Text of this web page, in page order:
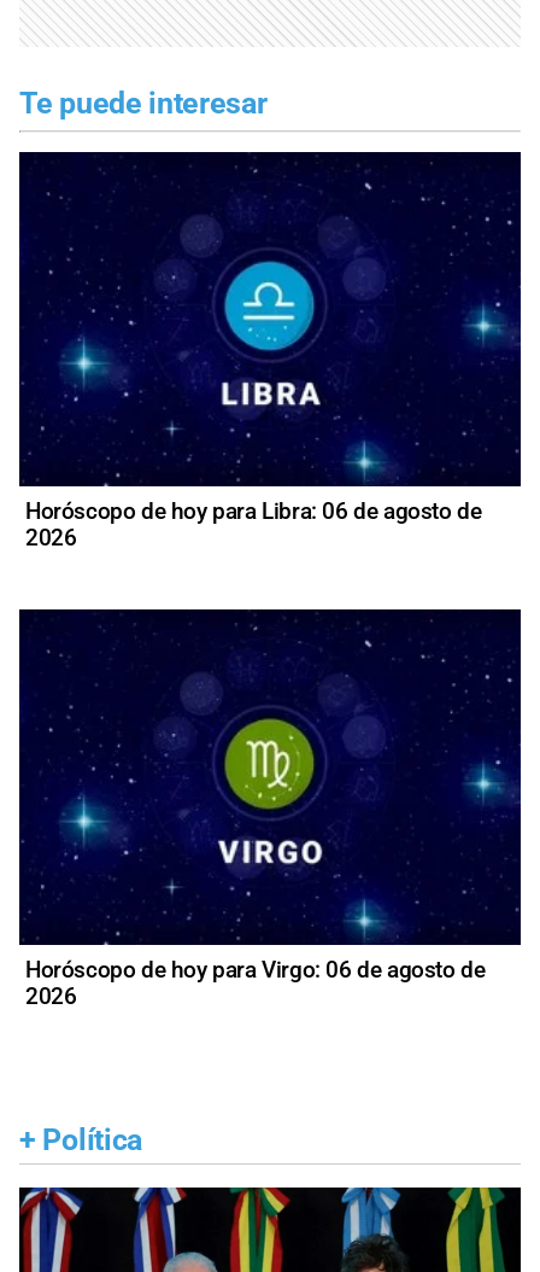
Te puede interesar
Horóscopo de hoy para Libra: 06 de agosto de
2026
Horóscopo de hoy para Virgo: 06 de agosto de
2026
+ Política